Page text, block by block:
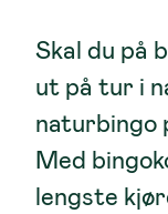
Skal du på
ut på tur i
naturbingo
Med
lengste